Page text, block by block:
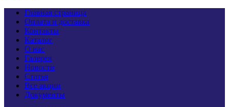
Главная страница
Оплата и доставка
Контакты
Каталог
О нас
Галерея
Новости
Статья
Все акции
Документы